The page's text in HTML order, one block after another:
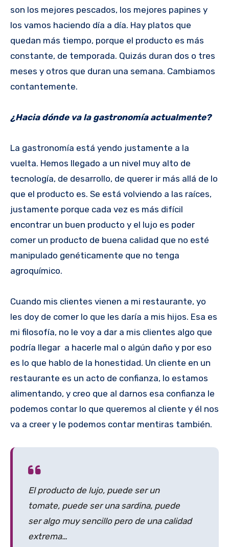
son los mejores pescados, los mejores papines y
los vamos haciendo día a día. Hay platos que
quedan más tiempo, porque el producto es más
constante, de temporada. Quizás duran dos o tres
meses y otros que duran una semana. Cambiamos
contantemente.
¿Hacia dónde va la gastronomía actualmente?
La gastronomía está yendo justamente a la
vuelta. Hemos llegado a un nivel muy alto de
tecnología, de desarrollo, de querer ir más allá de lo
que el producto es. Se está volviendo a las raíces,
justamente porque cada vez es más difícil
encontrar un buen producto y el lujo es poder
comer un producto de buena calidad que no esté
manipulado genéticamente que no tenga
agroquímico.
Cuando mis clientes vienen a mi restaurante, yo
les doy de comer lo que les daría a mis hijos. Esa es
mi filosofía, no le voy a dar a mis clientes algo que
podría llegar a hacerle mal o algún daño y por eso
es lo que hablo de la honestidad. Un cliente en un
restaurante es un acto de confianza, lo estamos
alimentando, y creo que al darnos esa confianza le
podemos contar lo que queremos al cliente y él nos
va a creer y le podemos contar mentiras también.
El producto de lujo, puede ser un
tomate, puede ser una sardina, puede
ser algo muy sencillo pero de una calidad
extrema…